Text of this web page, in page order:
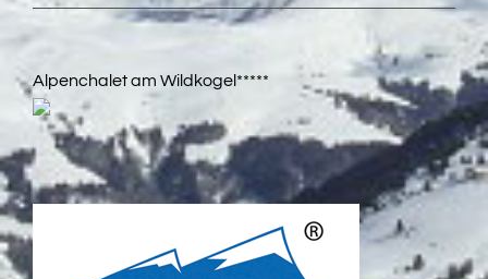
Alpenchalet am Wildkogel*****